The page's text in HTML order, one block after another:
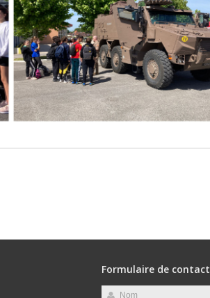
Formulaire de contact